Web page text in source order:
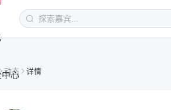
心
动态 详情